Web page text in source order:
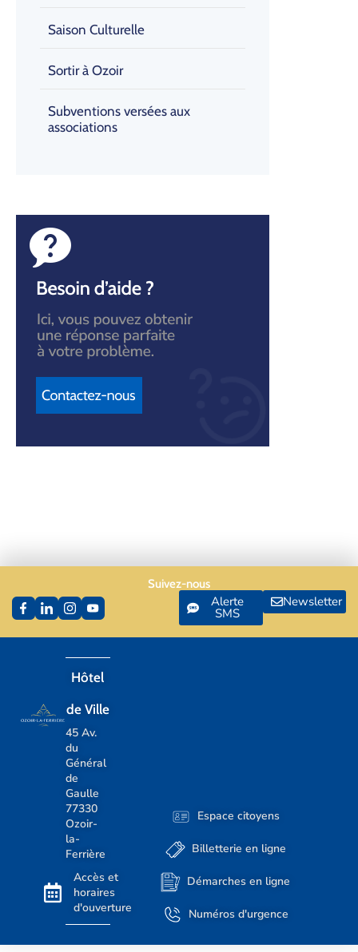
Saison Culturelle
Sortir à Ozoir
Subventions versées aux
associations
Hôtel
de Ville
45 Av.
du
Général
de
Gaulle
77330
Ozoir-
la-
Ferrière
Accès et
horaires
d'ouverture
Espace citoyens
Billetterie en ligne
Démarches en ligne
Numéros d'urgence
Suivez-nous
Alerte
SMS
Newsletter